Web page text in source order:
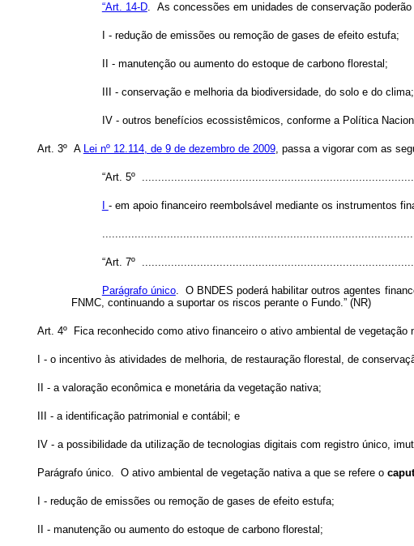
“Art. 14-D. As concessões em unidades de conservação
I - redução de emissões ou remoção de gases de efeito estufa;
II - manutenção ou aumento do estoque de carbono florestal;
III - conservação e melhoria da biodiversidade, do solo e do
IV - outros benefícios ecossistêmicos, conforme a Política
Art. 3º A Lei nº 12.114, de 9 de dezembro de 2009, passa a vigorar com as
“Art. 5º
- em apoio financeiro reembolsável mediante os instrumentos
“Art. 7º
Parágrafo único. O BNDES poderá habilitar outros agentes
FNMC, continuando a suportar os riscos perante o Fundo.” (NR)
Art. 4º Fica reconhecido como ativo financeiro o ativo ambiental de vegetação
I - o incentivo às atividades de melhoria, de restauração florestal, de
II - a valoração econômica e monetária da vegetação nativa;
III - a identificação patrimonial e contábil; e
IV - a possibilidade da utilização de tecnologias digitais com registro único,
Parágrafo único. O ativo ambiental de vegetação nativa a que se refere o caput
I - redução de emissões ou remoção de gases de efeito estufa;
II - manutenção ou aumento do estoque de carbono florestal;